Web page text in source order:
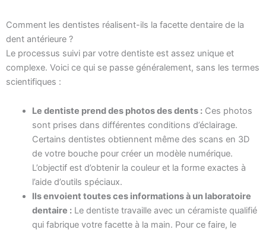
Comment les dentistes réalisent-ils la facette dentaire de la
dent antérieure ?
Le processus suivi par votre dentiste est assez unique et
complexe. Voici ce qui se passe généralement, sans les termes
scientifiques :
Le dentiste prend des photos des dents :Ces photos
sont prises dans différentes conditions d’éclairage.
Certains dentistes obtiennent même des scans en 3D
de votre bouche pour créer un modèle numérique.
L’objectif est d’obtenir la couleur et la forme exactes à
l’aide d’outils spéciaux.
Ils envoient toutes ces informations à un laboratoire
dentaire :Le dentiste travaille avec un céramiste qualifié
qui fabrique votre facette à la main. Pour ce faire, le